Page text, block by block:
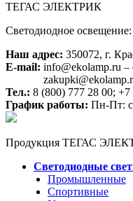
ТЕГАС ЭЛЕКТРИК
Светодиодное
Наш адрес: 350072, г.
E-mail: info@ekolamp.ru –
Тел.: 8 (800) 777 28 00; +7
График работы: Пн-Пт:
Продукция ТЕГАС
Светодиодные
Промышленные
Спортивные